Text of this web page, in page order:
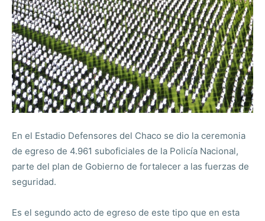
En el Estadio Defensores del Chaco se dio la ceremonia
de egreso de 4.961 suboficiales de la Policía Nacional,
parte del plan de Gobierno de fortalecer a las fuerzas de
seguridad.
Es el segundo acto de egreso de este tipo que en esta